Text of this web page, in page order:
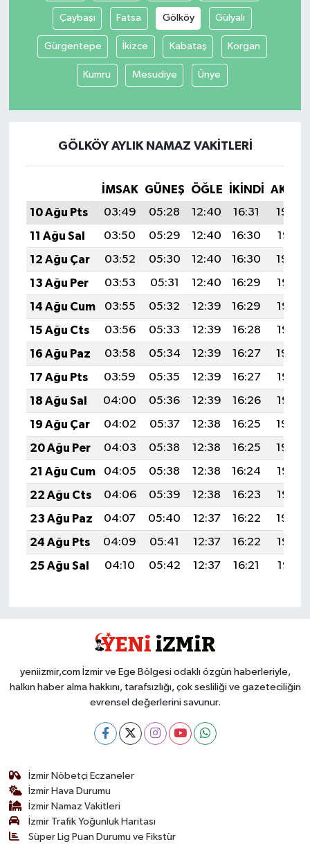
Çaybaşı Fatsa Gölköy Gülyalı
Gürgentepe İkizce Kabataş Korgan
Kumru Mesudiye Ünye
GÖLKÖY AYLIK NAMAZ VAKITLERI
İMSAK GÜNEŞ ÖĞLE İKINDI
10 Ağu Pts
03:49 05:28 12:40 16:31
19:42
11 Ağu Sal
03:50 05:29 12:40 16:30
19:41
12 Ağu Çar
03:52 05:30 12:40 16:30
19:40
13 Ağu Per
03:53 05:31 12:40 16:29
19:38
14 Ağu Cum
03:55 05:32 12:39 16:29
19:37
15 Ağu Cts
03:56 05:33 12:39 16:28
19:36
16 Ağu Paz
03:58 05:34 12:39 16:27
19:34
17 Ağu Pts
03:59 05:35 12:39 16:27
19:33
18 Ağu Sal
04:00 05:36 12:39 16:26
19:32
19 Ağu Çar
04:02 05:37 12:38 16:25
19:30
20 Ağu Per
04:03 05:38 12:38 16:25
19:29
21 Ağu Cum
04:05 05:38 12:38 16:24
19:27
22 Ağu Cts
04:06 05:39 12:38 16:23
19:26
23 Ağu Paz
04:07 05:40 12:37 16:22
19:24
24 Ağu Pts
04:09 05:41 12:37 16:22
19:23
25 Ağu Sal
04:10 05:42 12:37 16:21 19:21
yeniizmir,com İzmir ve Ege Bölgesi odaklı özgün haberleriyle,
halkın haber alma hakkını, tarafsızlığı, çok sesliliği ve gazeteciliğin
evrensel değerlerini savunur.
İzmir Nöbetçi Eczaneler
İzmir Hava Durumu
İzmir Namaz Vakitleri
İzmir Trafik Yoğunluk Haritası
Süper Lig Puan Durumu ve Fikstür